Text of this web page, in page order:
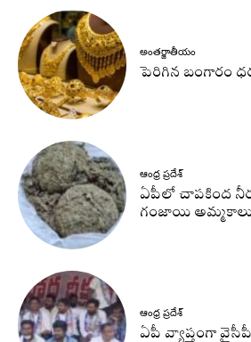
అంతర్జాతీయం
పెరిగిన బంగారం
ఆంధ్ర ప్రదేశ్
ఏపీలో చాపకింద
గంజాయి అమ్మకాలు
ఆంధ్ర ప్రదేశ్
ఏపీ వ్యాప్తంగా